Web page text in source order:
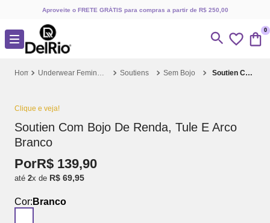
Aproveite o FRETE GRÁTIS para compras a partir de R$ 250,00
0
Underwear Feminino Soutiens Sem Bojo Soutien Com Bojo De Renda, Tule E Arco Branco
Clique e veja!
Soutien Com Bojo De Renda, Tule E Arco
Branco
PorR$ 139,90
até 2x de R$ 69,95
Cor: Branco